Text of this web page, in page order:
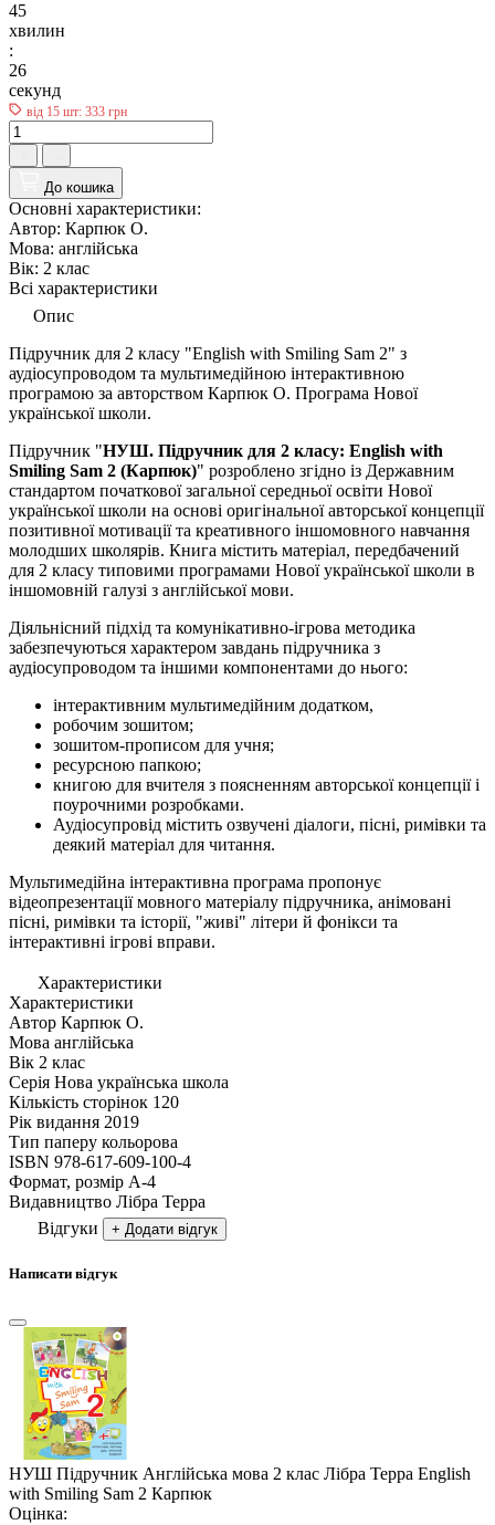
45
хвилин
:
25
секунд
від 15 шт: 333 грн
До кошика
Основні характеристики:
Автор: Карпюк О.
Мова: англійська
Вік: 2 клас
Всі характеристики
Опис
Підручник для 2 класу "English with Smiling Sam 2" з
аудіосупроводом та мультимедійною інтерактивною
програмою за авторством Карпюк О. Програма Нової
української школи.
Підручник "НУШ. Підручник для 2 класу: English with
Smiling Sam 2 (Карпюк)" розроблено згідно із Державним
стандартом початкової загальної середньої освіти Нової
української школи на основі оригінальної авторської концепції
позитивної мотивації та креативного іншомовного навчання
молодших школярів. Книга містить матеріал, передбачений
для 2 класу типовими програмами Нової української школи в
іншомовній галузі з англійської мови.
Діяльнісний підхід та комунікативно-ігрова методика
забезпечуються характером завдань підручника з
аудіосупроводом та іншими компонентами до нього:
інтерактивним мультимедійним додатком,
робочим зошитом;
зошитом-прописом для учня;
ресурсною папкою;
книгою для вчителя з поясненням авторської концепції і
поурочними розробками.
Аудіосупровід містить озвучені діалоги, пісні, римівки та
деякий матеріал для читання.
Мультимедійна інтерактивна програма пропонує
відеопрезентації мовного матеріалу підручника, анімовані
пісні, римівки та історії, "живі" літери й фонікси та
інтерактивні ігрові вправи.
Характеристики
Характеристики
Автор Карпюк О.
Мова англійська
Вік 2 клас
Серія Нова українська школа
Кількість сторінок 120
Рік видання 2019
Тип паперу кольорова
ISBN 978-617-609-100-4
Формат, розмір А-4
Видавництво Лiбра Терра
Відгуки
+ Додати відгук
Написати відгук
НУШ Підручник Англійська мова 2 клас Лібра Терра English
with Smiling Sam 2 Карпюк
Оцінка: